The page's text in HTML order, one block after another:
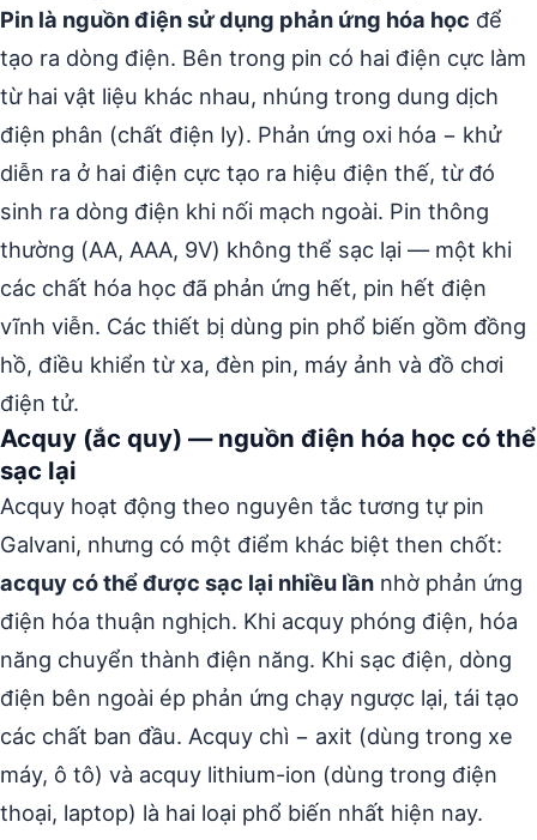
Pin là nguồn điện sử dụng phản ứng hóa học để
tạo ra dòng điện. Bên trong pin có hai điện cực làm
từ hai vật liệu khác nhau, nhúng trong dung dịch
điện phân (chất điện ly). Phản ứng oxi hóa − khử
diễn ra ở hai điện cực tạo ra hiệu điện thế, từ đó
sinh ra dòng điện khi nối mạch ngoài. Pin thông
thường (AA, AAA, 9V) không thể sạc lại — một khi
các chất hóa học đã phản ứng hết, pin hết điện
vĩnh viễn. Các thiết bị dùng pin phổ biến gồm đồng
hồ, điều khiển từ xa, đèn pin, máy ảnh và đồ chơi
điện tử.
Acquy (ắc quy) — nguồn điện hóa học có thể
sạc lại
Acquy hoạt động theo nguyên tắc tương tự pin
Galvani, nhưng có một điểm khác biệt then chốt:
acquy có thể được sạc lại nhiều lần nhờ phản ứng
điện hóa thuận nghịch. Khi acquy phóng điện, hóa
năng chuyển thành điện năng. Khi sạc điện, dòng
điện bên ngoài ép phản ứng chạy ngược lại, tái tạo
các chất ban đầu. Acquy chì − axit (dùng trong xe
máy, ô tô) và acquy lithium-ion (dùng trong điện
thoại, laptop) là hai loại phổ biến nhất hiện nay.